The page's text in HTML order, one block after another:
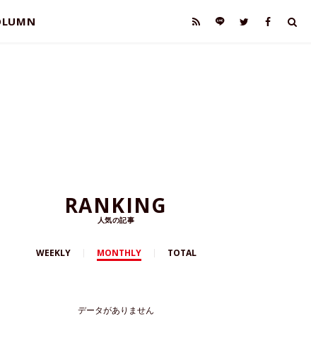
RANKING
人気の記事
WEEKLY MONTHLY TOTAL
データがありません